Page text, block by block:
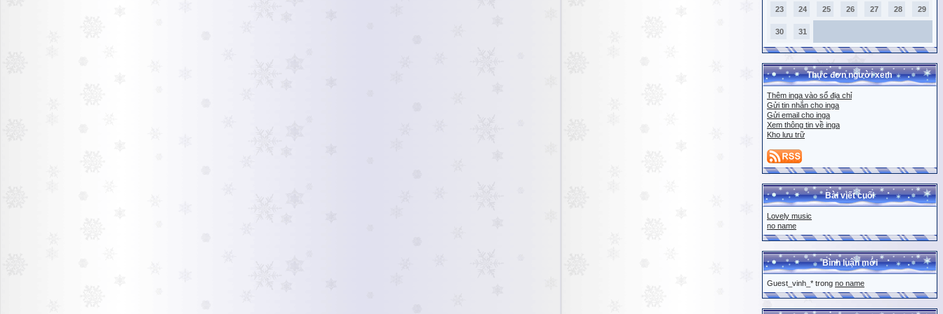
23 24 25 26 27 28 29
30 31
Thực đơn người xem
Thêm inga vào sổ địa chỉ
Gửi tin nhắn cho inga
Gửi email cho inga
Xem thông tin về inga
Kho lưu trữ
Bài viết cuối
Lovely music
no name
Bình luận mới
Guest_vinh_* trong no name